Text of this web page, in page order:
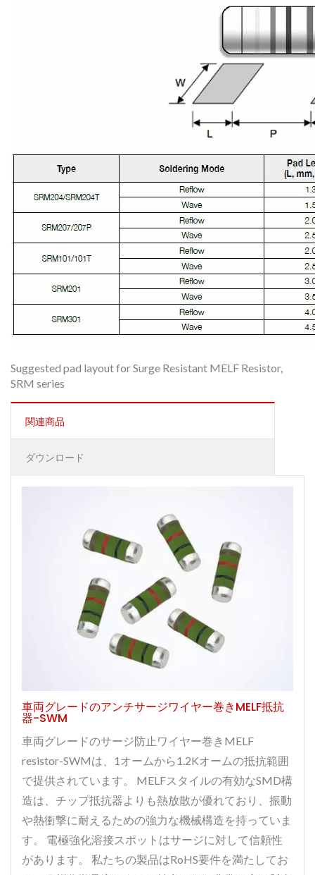
Suggested pad layout for Surge Resistant MELF Resistor,
SRM series
関連商品
ダウンロード
車両グレードのアンチサージワイヤー巻きMELF抵抗
器-SWM
車両グレードのサージ防止ワイヤー巻きMELF
resistor-SWMは、1オームから1.2Kオームの抵抗範囲
で提供されています。 MELFスタイルの有効なSMD構
造は、チップ抵抗器よりも熱放散が優れており、振動
や熱衝撃に耐えるための強力な機械構造を持っていま
す。 電極強化溶接スポットはサージに対して信頼性
があります。 私たちの製品はRoHS要件を満たしてお